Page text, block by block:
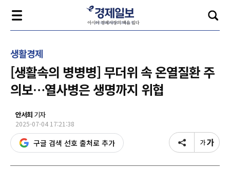
생활경제
[생활속의 병병병] 무더위 속 온열질환 주
의보…열사병은 생명까지 위협
안서희 기자
2025-07-04 17:21:38
구글 검색 선호 출처로 추가